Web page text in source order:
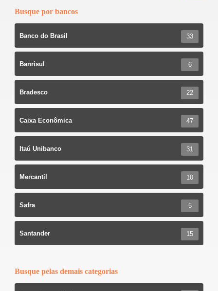
Busque por bancos
Banco do Brasil 33
Banrisul 6
Bradesco 22
Caixa Econômica 47
Itaú Unibanco 31
Mercantil 10
Safra 5
Santander 15
Busque pelas demais categorias